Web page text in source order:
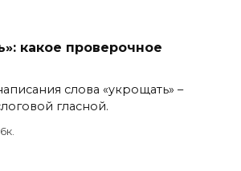
какое проверочное
слова «укрощать» –
гласной.